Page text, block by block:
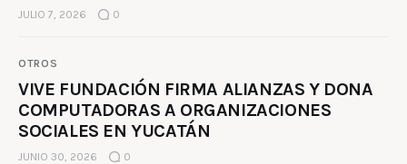
JULIO 7, 2026 0
OTROS
VIVE FUNDACIÓN FIRMA ALIANZAS Y DONA
COMPUTADORAS A ORGANIZACIONES
SOCIALES EN YUCATÁN
JUNIO 30, 2026 0